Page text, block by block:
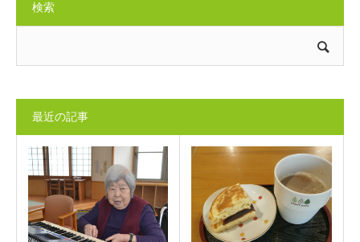
検索
最近の記事